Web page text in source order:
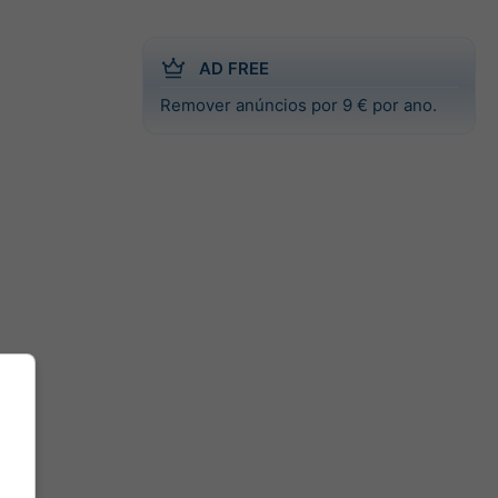
AD FREE
Remover anúncios por 9 € por ano.